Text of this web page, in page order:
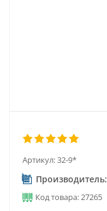
Артикул:32-9*
Производитель:
Код товара: 27265